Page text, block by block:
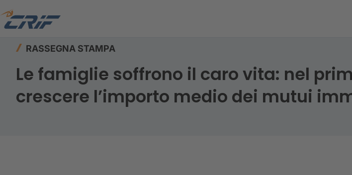
Home
RASSEGNA STAMPA
Le famiglie soffrono il caro vita: nel
crescere l’importo medio dei mutui